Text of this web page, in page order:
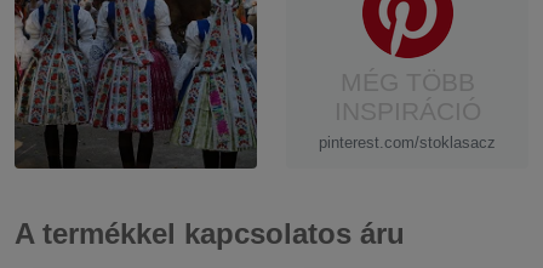
pinterest.com/stoklasacz
A termékkel kapcsolatos áru